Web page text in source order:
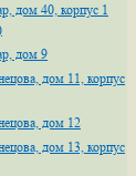
дом 40, корпус 1
дом 9
дом 11, корпус
дом 12
дом 13, корпус